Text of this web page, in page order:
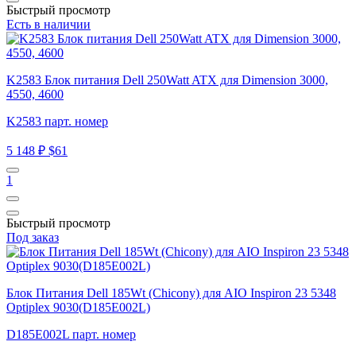
Быстрый просмотр
Есть в наличии
K2583 Блок питания Dell 250Watt ATX для Dimension 3000,
4550, 4600
K2583 парт. номер
5 148 ₽ $61
1
Быстрый просмотр
Под заказ
Блок Питания Dell 185Wt (Chicony) для AIO Inspiron 23 5348
Optiplex 9030(D185E002L)
D185E002L парт. номер